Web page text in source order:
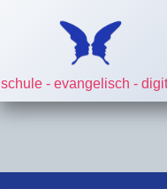
schule - evangelisch -